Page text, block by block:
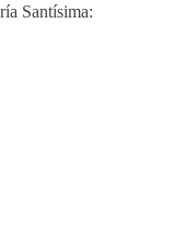
Santísima: